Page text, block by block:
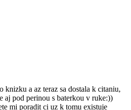
knizku a az teraz sa dostala k citaniu,
aj pod perinou s baterkou v ruke:))
mi poradit ci uz k tomu existuje